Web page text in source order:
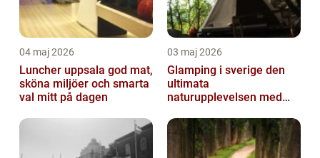
04 maj 2026
Luncher uppsala god mat,
sköna miljöer och smarta
val mitt på dagen
03 maj 2026
Glamping i sverige den
ultimata
naturupplevelsen med